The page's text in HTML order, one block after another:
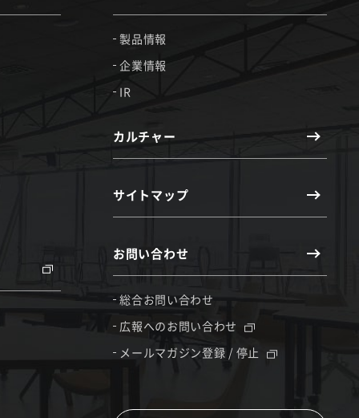
製品情報
企業情報
IR
カルチャー
サイトマップ
お問い合わせ
総合お問い合わせ
広報へのお問い合わせ
メールマガジン登録 / 停止